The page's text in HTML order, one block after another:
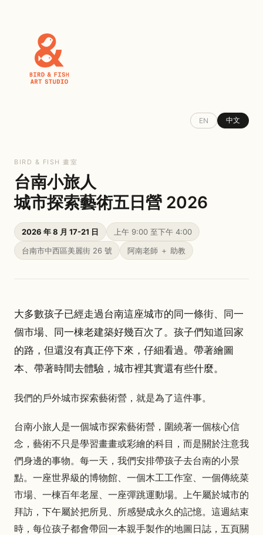
EN 中文
BIRD & FISH 畫室
台南小旅人
城市探索藝術五日營 2026
2026 年 8 月 17-21 日
上午 9:00 至下午 4:00
台南市中西區美麗街 26 號
阿南老師 ＋ 助教
大多數孩子已經走過台南這座城市的同一條街、同一
個市場、同一棟老建築好幾百次了。孩子們知道回家
的路，但還沒有真正停下來，仔細看過。帶著繪圖
本、帶著時間去體驗，城市裡其實還有些什麼。
我們的戶外城市探索藝術營，就是為了這件事。
台南小旅人是一個城市探索藝術營，圍繞著一個核心信
念，藝術不只是學習畫畫或彩繪的科目，而是關於注意我
們身邊的事物。每一天，我們安排帶孩子去台南的小景
點。一座世界級的博物館、一個木工工作室、一個傳統菜
市場、一棟百年老屋、一座彈跳運動場。上午屬於城市的
拜訪，下午屬於把所見、所感變成永久的記憶。這週結束
時，每位孩子都會帶回一本親手製作的地圖日誌，五頁關